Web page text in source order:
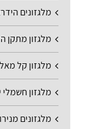
מלגזונים
מלגזון מתקן
מלגזון קל
מלגזון
מלגזונים